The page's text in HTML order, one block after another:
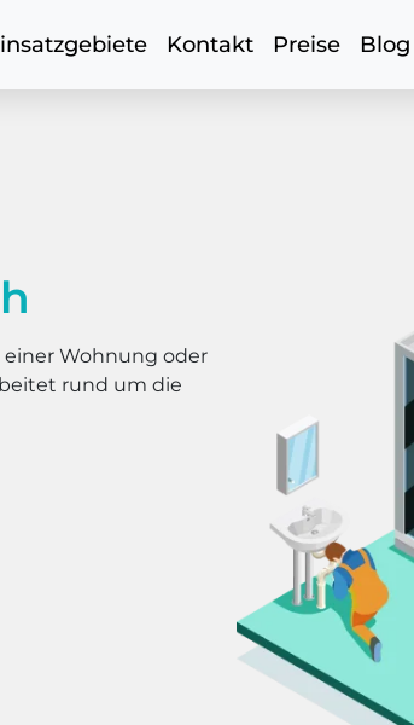
Kontakt Preise Blog
einer Wohnung oder
rund um die